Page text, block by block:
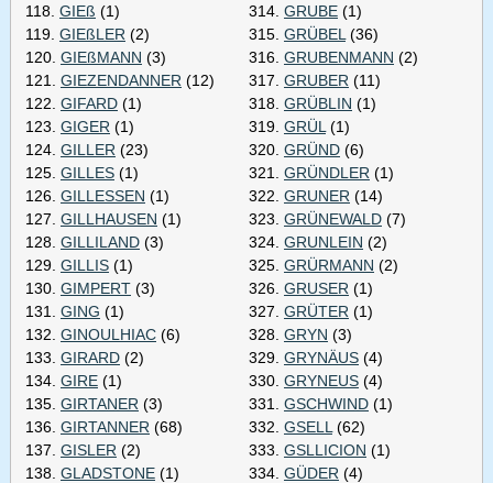
118. GIEß (1)
119. GIEßLER (2)
120. GIEßMANN (3)
121. GIEZENDANNER (12)
122. GIFARD (1)
123. GIGER (1)
124. GILLER (23)
125. GILLES (1)
126. GILLESSEN (1)
127. GILLHAUSEN (1)
128. GILLILAND (3)
129. GILLIS (1)
130. GIMPERT (3)
131. GING (1)
132. GINOULHIAC (6)
133. GIRARD (2)
134. GIRE (1)
135. GIRTANER (3)
136. GIRTANNER (68)
137. GISLER (2)
138. GLADSTONE (1)
314. GRUBE (1)
315. GRÜBEL (36)
316. GRUBENMANN (2)
317. GRUBER (11)
318. GRÜBLIN (1)
319. GRÜL (1)
320. GRÜND (6)
321. GRÜNDLER (1)
322. GRUNER (14)
323. GRÜNEWALD (7)
324. GRUNLEIN (2)
325. GRÜRMANN (2)
326. GRUSER (1)
327. GRÜTER (1)
328. GRYN (3)
329. GRYNÄUS (4)
330. GRYNEUS (4)
331. GSCHWIND (1)
332. GSELL (62)
333. GSLLICION (1)
334. GÜDER (4)